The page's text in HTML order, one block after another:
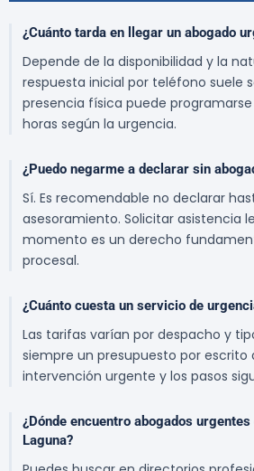
¿Cuánto tarda en llegar un abogado
Depende de la disponibilidad y la
respuesta inicial por teléfono suele
presencia física puede
horas según la urgencia.
¿Puedo negarme a declarar sin
Sí. Es recomendable no declarar
asesoramiento. Solicitar asistencia
momento es un derecho
procesal.
¿Cuánto cuesta un servicio de
Las tarifas varían por despacho y
siempre un presupuesto por escrito
intervención urgente y los pasos
¿Dónde encuentro abogados
Laguna?